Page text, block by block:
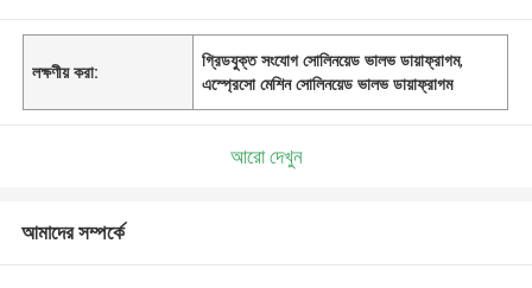
লক্ষণীয় করা:
গ্রিডযুক্ত সংযোগ সোলিনয়েড ভালভ ডায়াফ্রাগম,
এস্প্রেসো মেশিন সোলিনয়েড ভালভ ডায়াফ্রাগম
আরো দেখুন
আমাদের সম্পর্কে